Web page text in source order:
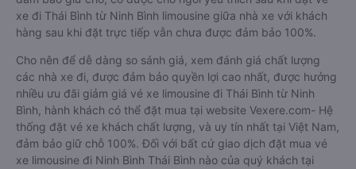
xe đi Thái Bình từ Ninh Bình limousine giữa nhà xe với khách
hàng sau khi đặt trực tiếp vẫn chưa được đảm bảo 100%.
Cho nên để dễ dàng so sánh giá, xem đánh giá chất lượng
các nhà xe đi, được đảm bảo quyền lợi cao nhất, được hưởng
nhiều ưu đãi giảm giá vé xe limousine đi Thái Bình từ Ninh
Bình, hành khách có thể đặt mua tại website Vexere.com- Hệ
thống đặt vé xe khách chất lượng, và uy tín nhất tại Việt Nam,
đảm bảo giữ chỗ 100%. Đối với bất cứ giao dịch đặt mua vé
xe limousine đi Ninh Bình Thái Bình nào của quý khách tại